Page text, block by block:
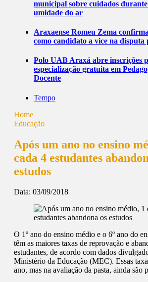
municipal sobre cuidados
umidade do ar
Araxaense Romeu Zema
como candidato a vice na disputa
Polo UAB Araxá abre inscrições
especialização gratuita em
Docente
Tempo
Home
Educação
Após um ano no ensino
cada 4 estudantes
estudos
Data: 03/09/2018
O 1º ano do ensino médio e o 6º ano do
têm as maiores taxas de reprovação e
estudantes, de acordo com dados
Ministério da Educação (MEC). Essas
ano, mas na avaliação da pasta, ainda são